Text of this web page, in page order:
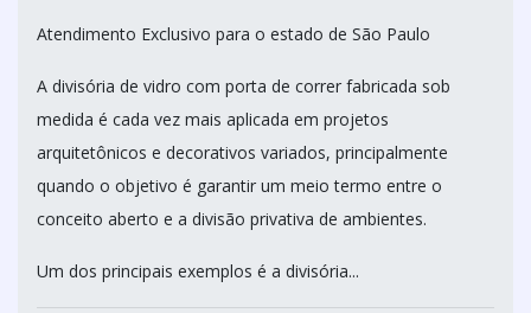
Atendimento Exclusivo para o estado de São Paulo
A divisória de vidro com porta de correr fabricada sob
medida é cada vez mais aplicada em projetos
arquitetônicos e decorativos variados, principalmente
quando o objetivo é garantir um meio termo entre o
conceito aberto e a divisão privativa de ambientes.
Um dos principais exemplos é a divisória...